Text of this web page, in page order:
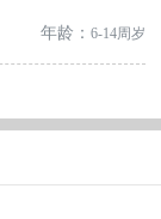
年龄： 6-14周岁